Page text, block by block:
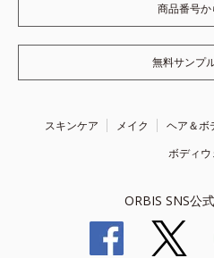
商品番号か
無料サンプ
スキンケア メイク ヘア＆ボ
ボディウ
ORBIS SNS公